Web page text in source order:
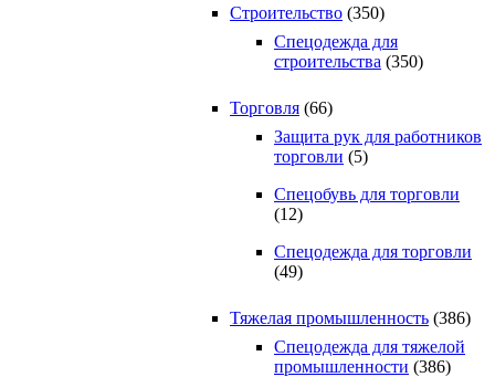
Строительство (350)
Спецодежда для
строительства (350)
Торговля (66)
Защита рук для работников
торговли (5)
Спецобувь для торговли
(12)
Спецодежда для торговли
(49)
Тяжелая промышленность (386)
Спецодежда для тяжелой
промышленности (386)